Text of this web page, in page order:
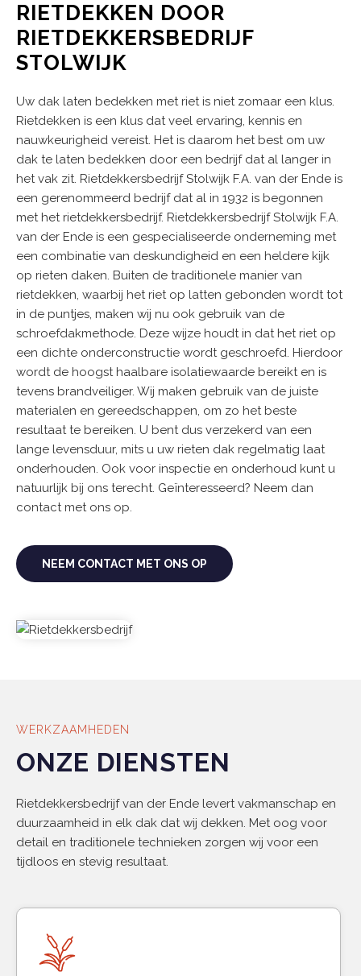
RIETDEKKEN DOOR
RIETDEKKERSBEDRIJF
STOLWIJK
Uw dak laten bedekken met riet is niet zomaar een klus.
Rietdekken is een klus dat veel ervaring, kennis en
nauwkeurigheid vereist. Het is daarom het best om uw
dak te laten bedekken door een bedrijf dat al langer in
het vak zit. Rietdekkersbedrijf Stolwijk F.A. van der Ende is
een gerenommeerd bedrijf dat al in 1932 is begonnen
met het rietdekkersbedrijf. Rietdekkersbedrijf Stolwijk F.A.
van der Ende is een gespecialiseerde onderneming met
een combinatie van deskundigheid en een heldere kijk
op rieten daken. Buiten de traditionele manier van
rietdekken, waarbij het riet op latten gebonden wordt tot
in de puntjes, maken wij nu ook gebruik van de
schroefdakmethode. Deze wijze houdt in dat het riet op
een dichte onderconstructie wordt geschroefd. Hierdoor
wordt de hoogst haalbare isolatiewaarde bereikt en is
tevens brandveiliger. Wij maken gebruik van de juiste
materialen en gereedschappen, om zo het beste
resultaat te bereiken. U bent dus verzekerd van een
lange levensduur, mits u uw rieten dak regelmatig laat
onderhouden. Ook voor inspectie en onderhoud kunt u
natuurlijk bij ons terecht. Geïnteresseerd? Neem dan
contact met ons op.
NEEM CONTACT MET ONS OP
WERKZAAMHEDEN
ONZE DIENSTEN
Rietdekkersbedrijf van der Ende levert vakmanschap en
duurzaamheid in elk dak dat wij dekken. Met oog voor
detail en traditionele technieken zorgen wij voor een
tijdloos en stevig resultaat.